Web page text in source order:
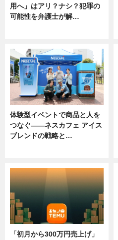
用へ」はアリ？ナシ？犯罪の
可能性を弁護士が解…
体験型イベントで商品と人を
つなぐ――ネスカフェ アイス
ブレンドの戦略と…
「初月から300万円売上げ」